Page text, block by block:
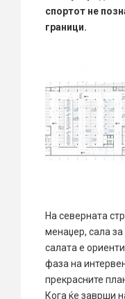
спортот не
граници.
На северната
менаџер, сала
салата е
фаза на
прекрасните
Кога ќе заврши